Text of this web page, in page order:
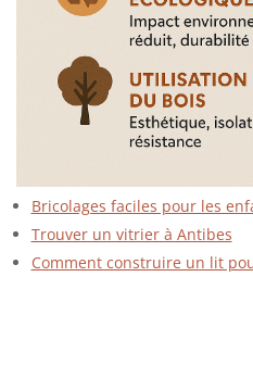
Bricolages faciles pour les
Trouver un vitrier à Antibes
Comment construire un lit